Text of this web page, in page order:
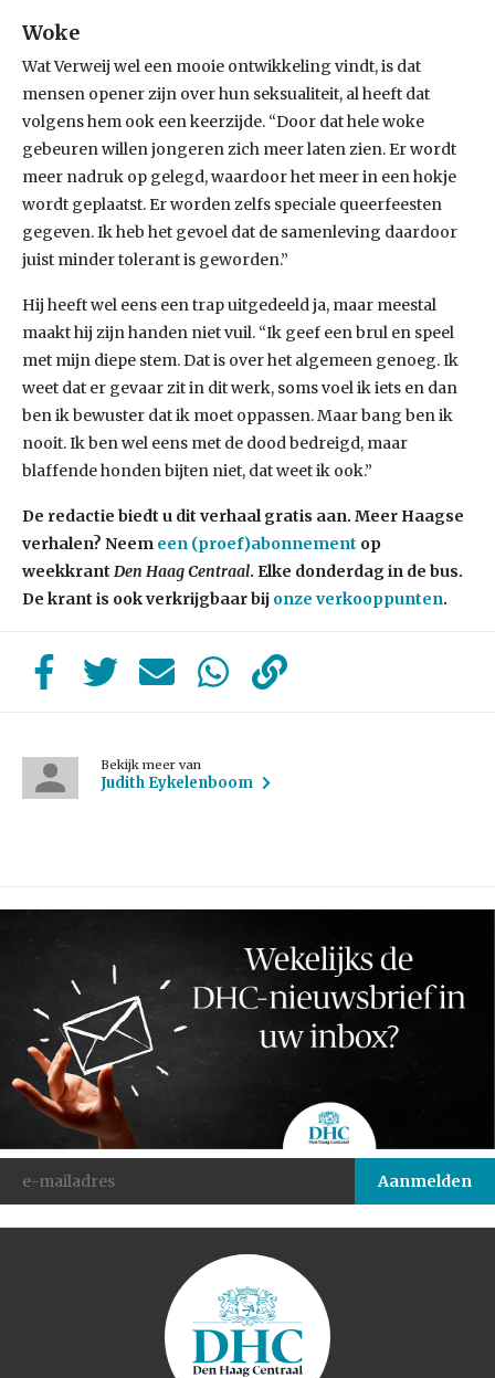
Woke
Wat Verweij wel een mooie ontwikkeling vindt, is dat
mensen opener zijn over hun seksualiteit, al heeft dat
volgens hem ook een keerzijde. “Door dat hele woke
gebeuren willen jongeren zich meer laten zien. Er wordt
meer nadruk op gelegd, waardoor het meer in een hokje
wordt geplaatst. Er worden zelfs speciale queerfeesten
gegeven. Ik heb het gevoel dat de samenleving daardoor
juist minder tolerant is geworden.”
Hij heeft wel eens een trap uitgedeeld ja, maar meestal
maakt hij zijn handen niet vuil. “Ik geef een brul en speel
met mijn diepe stem. Dat is over het algemeen genoeg. Ik
weet dat er gevaar zit in dit werk, soms voel ik iets en dan
ben ik bewuster dat ik moet oppassen. Maar bang ben ik
nooit. Ik ben wel eens met de dood bedreigd, maar
blaffende honden bijten niet, dat weet ik ook.”
De redactie biedt u dit verhaal gratis aan. Meer Haagse
verhalen? Neem een (proef)abonnement op
weekkrant Den Haag Centraal. Elke donderdag in de bus.
De krant is ook verkrijgbaar bij onze verkooppunten.
Bekijk meer van
Judith Eykelenboom